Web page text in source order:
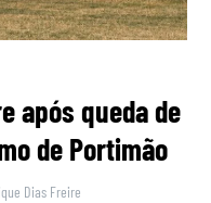
após queda de
de Portimão
Dias Freire